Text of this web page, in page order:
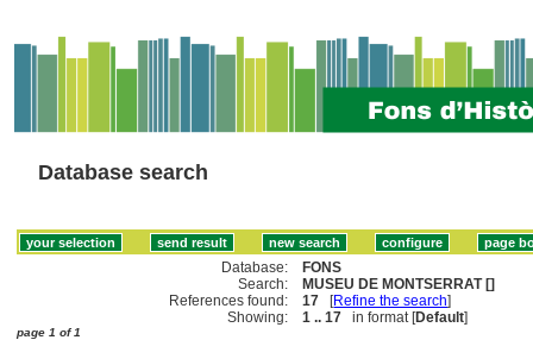
Database search
Database:
FONS
Search:
MUSEU DE MONTSERRAT []
References found:
17 [Refine the search]
Showing:
1 .. 17 in format [Default]
page 1 of 1